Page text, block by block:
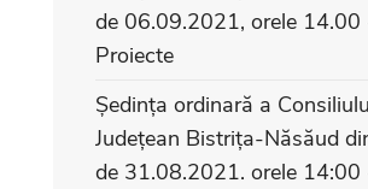
de 06.09.2021, orele 14.00
Proiecte
Ședința ordinară a
Județean Bistrița-Năsăud
de 31.08.2021. orele 14:00